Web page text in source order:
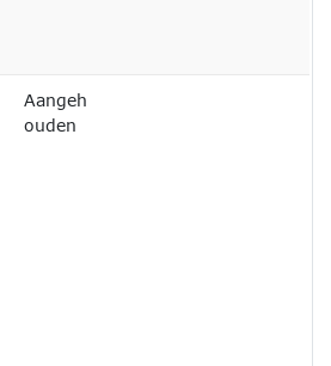
Aangeh
ouden